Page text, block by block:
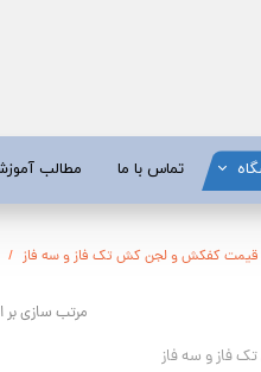
و دستگاه تصفیه آب
ابزار و قطعات
تماس با ما مطالب
تیلر
شناور
قیمت کفکش و لجن کش تک فاز و سه فاز
فاز و سه فاز
مرتب سازی